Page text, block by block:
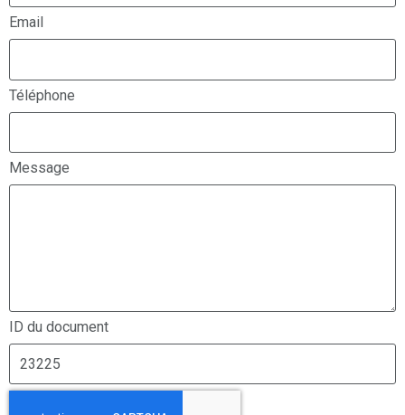
Email
Téléphone
Message
ID du document